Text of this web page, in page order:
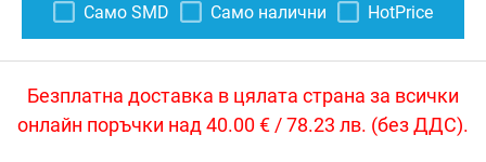
Само SMD Само налични HotPrice
Безплатна доставка в цялата страна за всички
онлайн поръчки над 40.00 € / 78.23 лв. (без ДДС).